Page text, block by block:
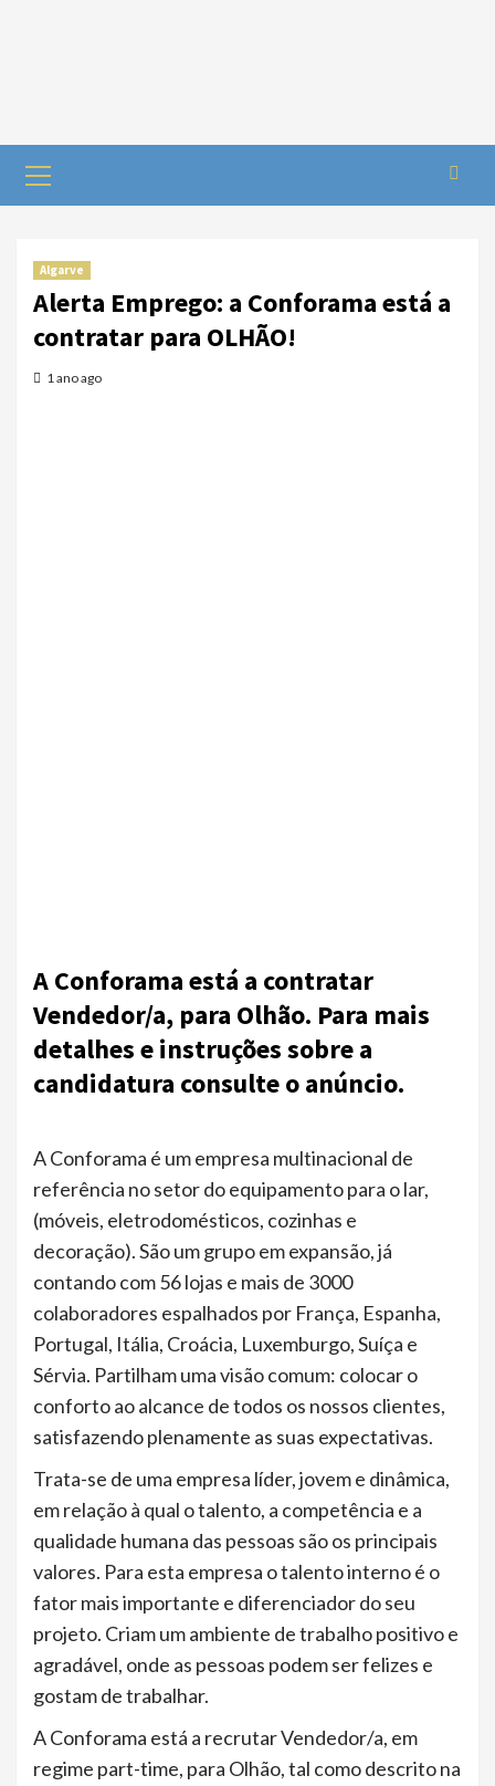
Algarve
Alerta Emprego: a Conforama está a
contratar para OLHÃO!
1 ano ago
A Conforama está a contratar
Vendedor/a, para Olhão. Para mais
detalhes e instruções sobre a
candidatura consulte o anúncio.
A Conforama é um empresa multinacional de
referência no setor do equipamento para o lar,
(móveis, eletrodomésticos, cozinhas e
decoração). São um grupo em expansão, já
contando com 56 lojas e mais de 3000
colaboradores espalhados por França, Espanha,
Portugal, Itália, Croácia, Luxemburgo, Suíça e
Sérvia. Partilham uma visão comum: colocar o
conforto ao alcance de todos os nossos clientes,
satisfazendo plenamente as suas expectativas.
Trata-se de uma empresa líder, jovem e dinâmica,
em relação à qual o talento, a competência e a
qualidade humana das pessoas são os principais
valores. Para esta empresa o talento interno é o
fator mais importante e diferenciador do seu
projeto. Criam um ambiente de trabalho positivo e
agradável, onde as pessoas podem ser felizes e
gostam de trabalhar.
A Conforama está a recrutar Vendedor/a, em
regime part-time, para Olhão, tal como descrito na